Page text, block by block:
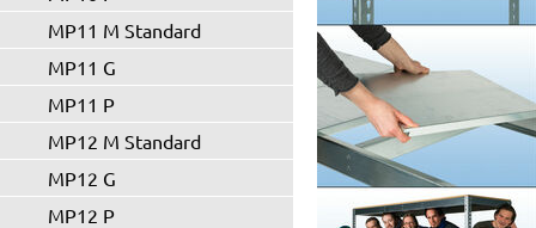
MP11 M Standard
MP11 G
MP11 P
MP12 M Standard
MP12 G
MP12 P